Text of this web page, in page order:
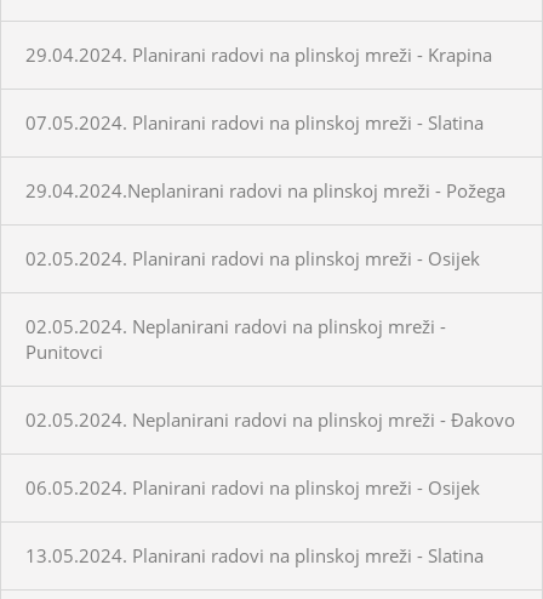
29.04.2024. Planirani radovi na plinskoj mreži - Krapina
07.05.2024. Planirani radovi na plinskoj mreži - Slatina
29.04.2024.Neplanirani radovi na plinskoj mreži - Požega
02.05.2024. Planirani radovi na plinskoj mreži - Osijek
02.05.2024. Neplanirani radovi na plinskoj mreži -
Punitovci
02.05.2024. Neplanirani radovi na plinskoj mreži - Đakovo
06.05.2024. Planirani radovi na plinskoj mreži - Osijek
13.05.2024. Planirani radovi na plinskoj mreži - Slatina